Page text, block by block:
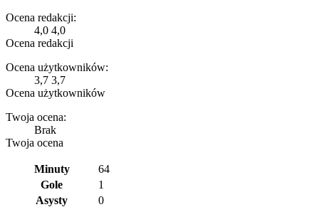
Ocena redakcji:
4,0 4,0
Ocena redakcji
Ocena użytkowników:
3,7 3,7
Ocena użytkowników
Twoja ocena:
Brak
Twoja ocena
Minuty
64
Gole
1
Asysty
0